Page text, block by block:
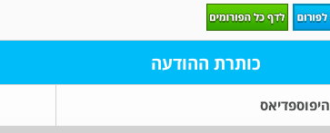
כותרת ההודעה
היפוספדיאס